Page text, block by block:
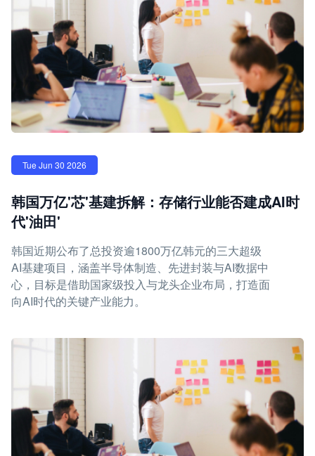
Tue Jun 30 2026
韩国万亿'芯'基建拆解：存储行业能否建成AI时
代'油田'
韩国近期公布了总投资逾1800万亿韩元的三大超级
AI基建项目，涵盖半导体制造、先进封装与AI数据中
心，目标是借助国家级投入与龙头企业布局，打造面
向AI时代的关键产业能力。